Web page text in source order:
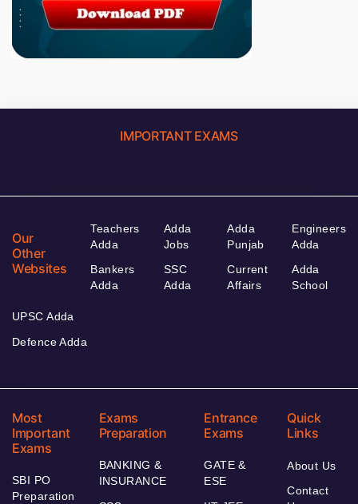
IMPORTANT EXAMS
Our
Other
Websites
Teachers
Adda
Bankers
Adda
Adda
Jobs
SSC
Adda
Adda
Punjab
Current
Affairs
Engineers
Adda
Adda
School
UPSC Adda
Defence Adda
Most
Important
Exams
SBI PO
Preparation
Exams
Preparation
BANKING &
INSURANCE
Entrance
Exams
GATE &
ESE
Quick
Links
About Us
Contact